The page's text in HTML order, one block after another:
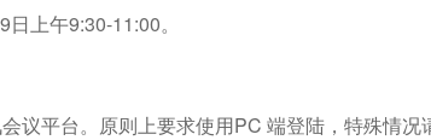
上午9:30-11:00。
议平台。原则上要求使用PC 端登陆，特殊情况